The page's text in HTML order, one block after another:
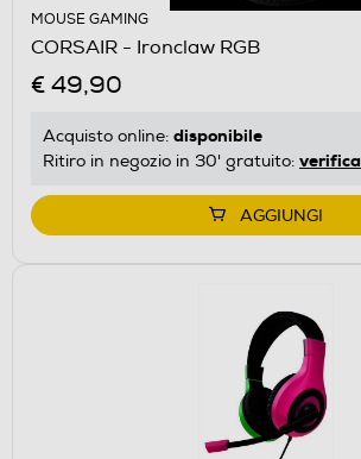
MOUSE GAMING
CORSAIR - Ironclaw RGB
€ 49,90
Acquisto online: disponibile
Ritiro in negozio in 30' gratuito: verifica
AGGIUNGI